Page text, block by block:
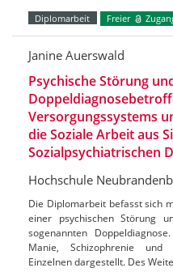
Diplomarbeit Freier
Janine Auerswald
Psychische Störung
Versorgungssystems
die Soziale Arbeit aus
Sozialpsychiatrischen
Hochschule
Die Diplomarbeit befasst sich
einer psychischen Störung
sogenannten
Manie, Schizophrenie und
Einzelnen dargestellt. Des